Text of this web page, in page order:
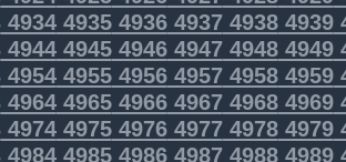
493449354936493749384939
494449454946494749484949
495449554956495749584959
496449654966496749684969
497449754976497749784979
498449854986498749884989